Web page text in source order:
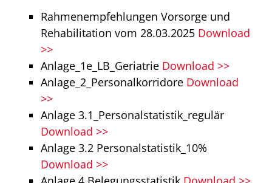
Rahmenempfehlungen Vorsorge und
Rehabilitation vom 28.03.2025 Download
>>
Anlage_1e_LB_Geriatrie Download >>
Anlage_2_Personalkorridore Download
>>
Anlage 3.1_Personalstatistik_regulär
Download >>
Anlage 3.2 Personalstatistik_10%
Download >>